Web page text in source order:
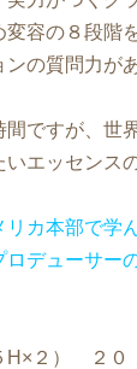
容の８段階
の質問力が
ですが、世
エッセンス
カ本部で学
デューサー
H×２） ２０